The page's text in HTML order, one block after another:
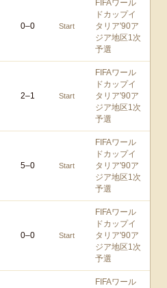
0–0 Start
FIFAワール
ドカップイ
タリア'90ア
ジア地区1次
予選
2–1 Start
FIFAワール
ドカップイ
タリア'90ア
ジア地区1次
予選
5–0 Start
FIFAワール
ドカップイ
タリア'90ア
ジア地区1次
予選
0–0 Start
FIFAワール
ドカップイ
タリア'90ア
ジア地区1次
予選
FIFAワール